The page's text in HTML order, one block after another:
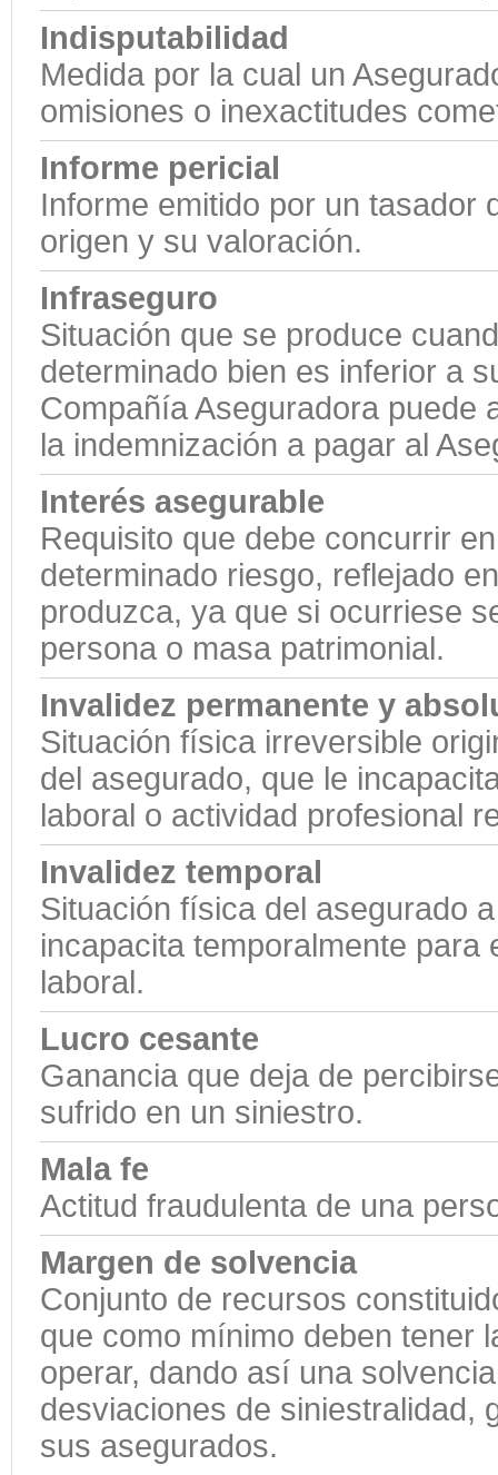
Indisputabilidad
Medida por la cual un
omisiones o inexactitudes
Informe pericial
Informe emitido por un tasador
origen y su valoración.
Infraseguro
Situación que se produce
determinado bien es inferior a
Compañía Aseguradora puede
la indemnización a pagar al
Interés asegurable
Requisito que debe concurrir
determinado riesgo, reflejado
produzca, ya que si ocurriese
persona o masa patrimonial.
Invalidez permanente y
Situación física irreversible
del asegurado, que le
laboral o actividad profesional
Invalidez temporal
Situación física del asegurado
incapacita temporalmente
laboral.
Lucro cesante
Ganancia que deja de
sufrido en un siniestro.
Mala fe
Actitud fraudulenta de una
Margen de solvencia
Conjunto de recursos
que como mínimo deben tener
operar, dando así una
desviaciones de siniestralidad,
sus asegurados.